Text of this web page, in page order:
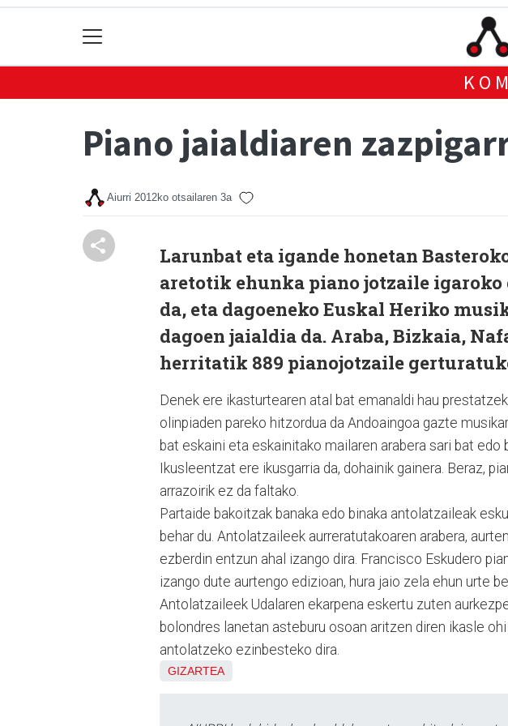
Piano jaialdiaren
Aiurri 2012ko otsailaren 3a
Larunbat eta igande honetan
aretotik ehunka piano jotzaile igaroko
da, eta dagoeneko Euskal Heriko
dagoen jaialdia da. Araba, Bizkaia,
herritatik 889 pianojotzaile
Denek ere ikasturtearen atal bat emanaldi hau
olinpiaden pareko hitzordua da Andoaingoa gazte
bat eskaini eta eskainitako mailaren arabera sari bat edo
Ikusleentzat ere ikusgarria da, dohainik gainera. Beraz,
arrazoirik ez da faltako.
Partaide bakoitzak banaka edo binaka antolatzaileak
behar du. Antolatzaileek aurreratutakoaren arabera,
ezberdin entzun ahal izango dira. Francisco Eskudero
izango dute aurtengo edizioan, hura jaio zela ehun urte
Antolatzaileek Udalaren ekarpena eskertu zuten
bolondres lanetan asteburu osoan aritzen diren ikasle
antolatzeko ezinbesteko dira.
GIZARTEA